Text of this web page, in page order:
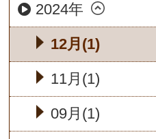
2024年
12月(1)
11月(1)
09月(1)